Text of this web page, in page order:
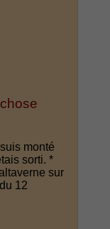
monté
sorti. *
sur
12